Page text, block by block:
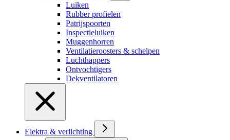
Luiken
Rubber profielen
Patrijspoorten
Inspectieluiken
Muggenhorren
Ventilatieroosters & schelpen
Luchthappers
Ontvochtigers
Dekventilatoren
Elektra & verlichting